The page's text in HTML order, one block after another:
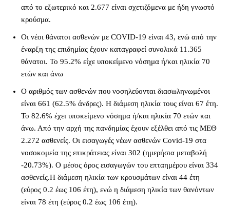
από το εξωτερικό και 2.677 είναι σχετιζόμενα με ήδη γνωστό
κρούσμα.
Οι νέοι θάνατοι ασθενών με COVID-19 είναι 43, ενώ από την
έναρξη της επιδημίας έχουν καταγραφεί συνολικά 11.365
θάνατοι. Το 95.2% είχε υποκείμενο νόσημα ή/και ηλικία 70
ετών και άνω
Ο αριθμός των ασθενών που νοσηλεύονται διασωληνωμένοι
είναι 661 (62.5% άνδρες). Η διάμεση ηλικία τους είναι 67 έτη.
To 82.6% έχει υποκείμενο νόσημα ή/και ηλικία 70 ετών και
άνω. Από την αρχή της πανδημίας έχουν εξέλθει από τις ΜΕΘ
2.272 ασθενείς. Οι εισαγωγές νέων ασθενών Covid-19 στα
νοσοκομεία της επικράτειας είναι 302 (ημερήσια μεταβολή
-20.73%). Ο μέσος όρος εισαγωγών του επταημέρου είναι 334
ασθενείς.Η διάμεση ηλικία των κρουσμάτων είναι 44 έτη
(εύρος 0.2 έως 106 έτη), ενώ η διάμεση ηλικία των θανόντων
είναι 78 έτη (εύρος 0.2 έως 106 έτη).